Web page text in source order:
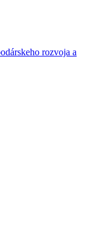
rozvoja a